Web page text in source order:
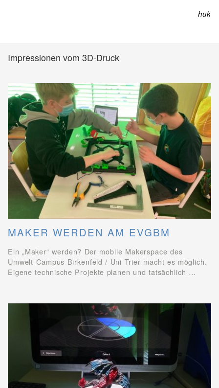
huk
Impressionen vom 3D-Druck
MAKER WERDEN AM EVGBM
Ein „Maker“ werden? Der mobile Makerspace des
Umwelt-Campus Birkenfeld / Uni Trier macht es möglich.
Eigene technische Projekte planen und tatsächlich …